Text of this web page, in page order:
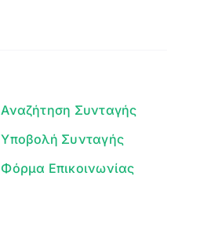
Αναζήτηση Συνταγής
Υποβολή Συνταγής
Φόρμα Επικοινωνίας